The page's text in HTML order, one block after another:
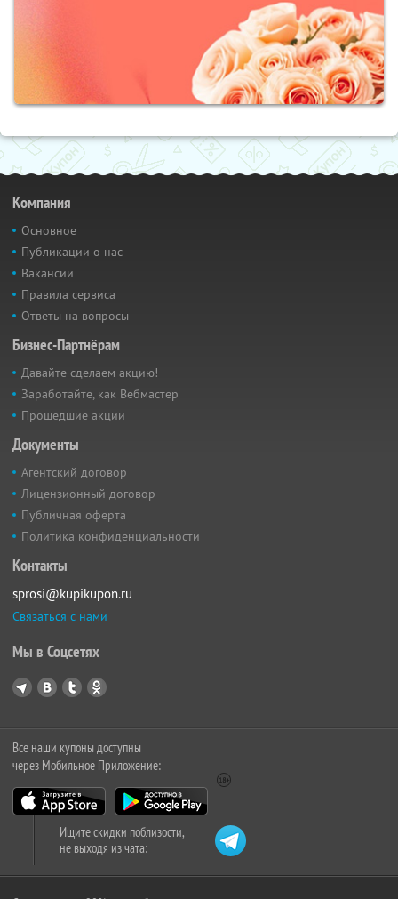
Компания
Основное
Публикации о нас
Вакансии
Правила сервиса
Ответы на вопросы
Бизнес-Партнёрам
Давайте сделаем акцию!
Заработайте, как Вебмастер
Прошедшие акции
Документы
Агентский договор
Лицензионный договор
Публичная оферта
Политика конфиденциальности
Контакты
sprosi@kupikupon.ru
Связаться с нами
Мы в Соцсетях
Все наши купоны доступны
через Мобильное Приложение:
Ищите скидки поблизости,
не выходя из чата: